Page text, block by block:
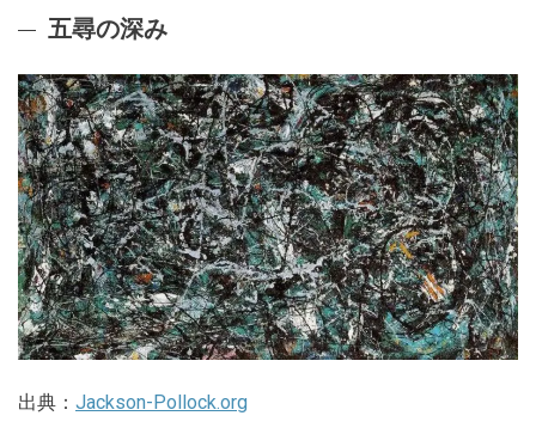
五尋の深み
出典： Jackson-Pollock.org